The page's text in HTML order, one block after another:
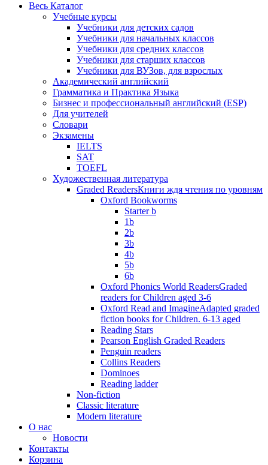
Весь Каталог
Учебные курсы
Учебники для детских садов
Учебники для начальных классов
Учебники для средних классов
Учебники для старших классов
Учебники для ВУЗов, для взрослых
Академический английский
Грамматика и Практика Языка
Бизнес и профессиональный английский (ESP)
Для учителей
Словари
Экзамены
IELTS
SAT
TOEFL
Художественная литература
Graded ReadersКниги ждя чтения по уровням
Oxford Bookworms
Starter b
1b
2b
3b
4b
5b
6b
Oxford Phonics World ReadersGraded
readers for Children aged 3-6
Oxford Read and ImagineAdapted graded
fiction books for Children. 6-13 aged
Reading Stars
Pearson English Graded Readers
Penguin readers
Collins Readers
Dominoes
Reading ladder
Non-fiction
Classic literature
Modern literature
О нас
Новости
Контакты
Корзина